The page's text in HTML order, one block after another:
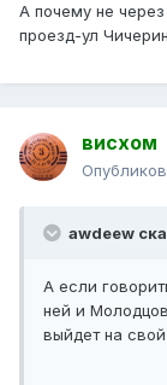
А почему не
проезд-ул
висхом
awdeew
А если
ней и
выйдет на